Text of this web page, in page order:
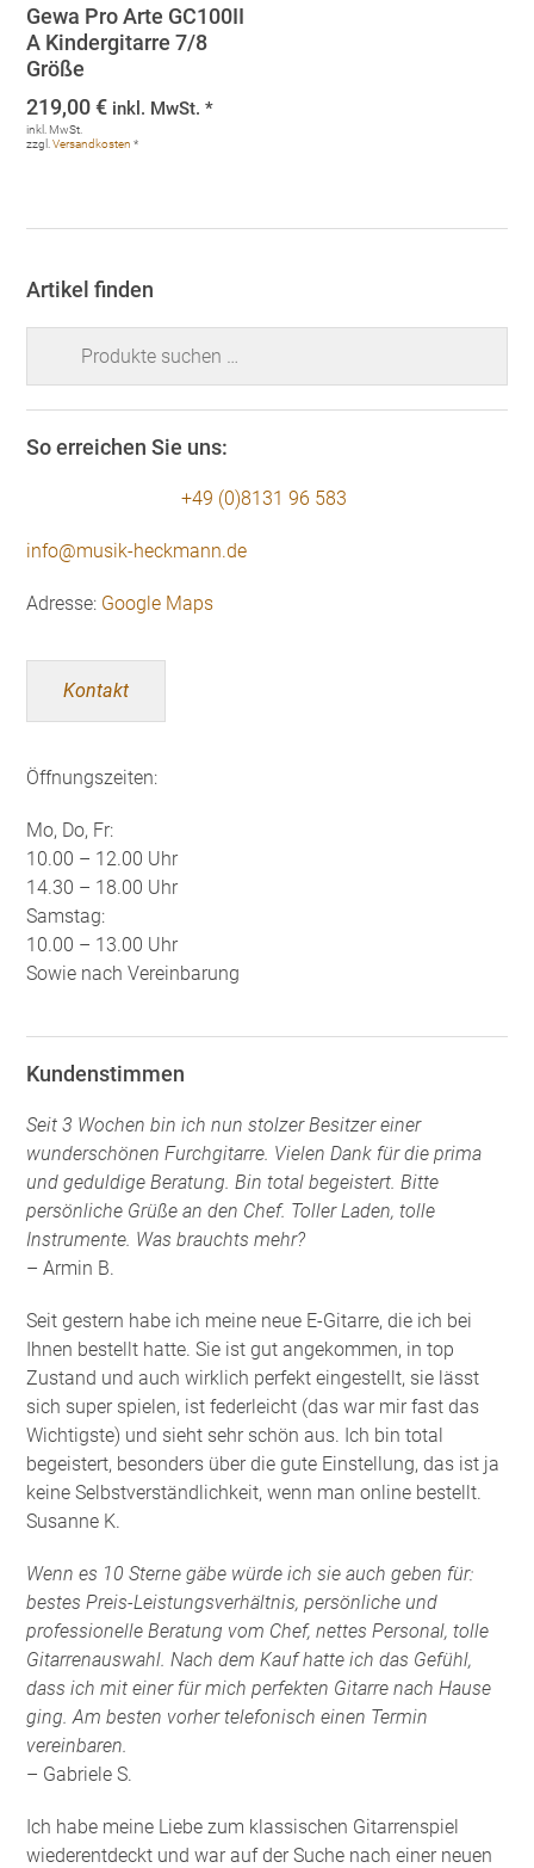
Gewa Pro Arte GC100II
A Kindergitarre 7/8
Größe
219,00€ inkl. MwSt. *
inkl. MwSt.
zzgl.Versandkosten *
Artikel finden
So erreichen Sie uns:
+49 (0)8131 96 583
info@musik-heckmann.de
Adresse: Google Maps
Kontakt
Öffnungszeiten:
Mo, Do, Fr:
10.00 – 12.00 Uhr
14.30 – 18.00 Uhr
Samstag:
10.00 – 13.00 Uhr
Sowie nach Vereinbarung
Kundenstimmen
Seit 3 Wochen bin ich nun stolzer Besitzer einer
wunderschönen Furchgitarre. Vielen Dank für die prima
und geduldige Beratung. Bin total begeistert. Bitte
persönliche Grüße an den Chef. Toller Laden, tolle
Instrumente. Was brauchts mehr?
– Armin B.
Seit gestern habe ich meine neue E-Gitarre, die ich bei
Ihnen bestellt hatte. Sie ist gut angekommen, in top
Zustand und auch wirklich perfekt eingestellt, sie lässt
sich super spielen, ist federleicht (das war mir fast das
Wichtigste) und sieht sehr schön aus. Ich bin total
begeistert, besonders über die gute Einstellung, das ist ja
keine Selbstverständlichkeit, wenn man online bestellt.
Susanne K.
Wenn es 10 Sterne gäbe würde ich sie auch geben für:
bestes Preis-Leistungsverhältnis, persönliche und
professionelle Beratung vom Chef, nettes Personal, tolle
Gitarrenauswahl. Nach dem Kauf hatte ich das Gefühl,
dass ich mit einer für mich perfekten Gitarre nach Hause
ging. Am besten vorher telefonisch einen Termin
vereinbaren.
– Gabriele S.
Ich habe meine Liebe zum klassischen Gitarrenspiel
wiederentdeckt und war auf der Suche nach einer neuen